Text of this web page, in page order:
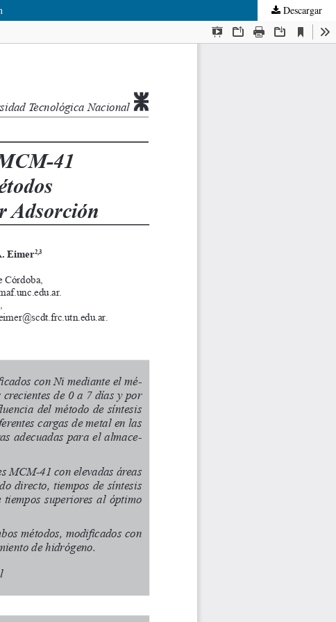
Descargar